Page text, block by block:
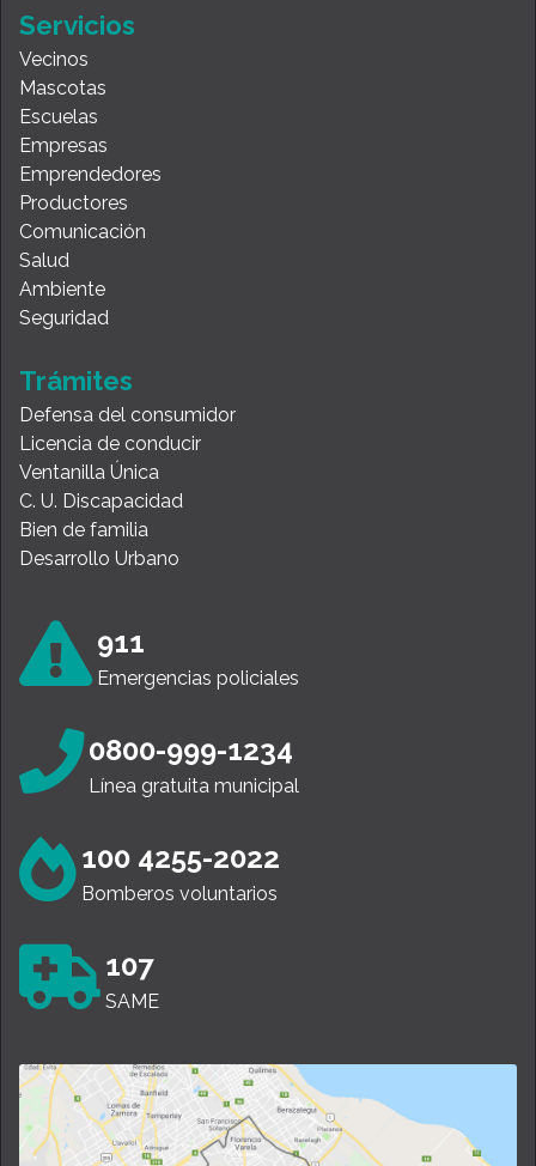
Servicios
Vecinos
Mascotas
Escuelas
Empresas
Emprendedores
Productores
Comunicación
Salud
Ambiente
Seguridad
Trámites
Defensa del consumidor
Licencia de conducir
Ventanilla Única
C. U. Discapacidad
Bien de familia
Desarrollo Urbano
911
Emergencias policiales
0800-999-1234
Línea gratuita municipal
100 4255-2022
Bomberos voluntarios
107
SAME